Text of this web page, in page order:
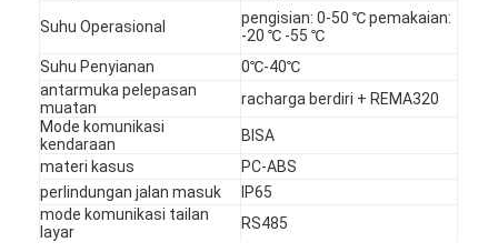
Suhu Operasional
pengisian: 0-50 ℃ pemakaian:
-20 ℃ -55 ℃
Suhu Penyianan
0℃-40℃
antarmuka pelepasan
muatan
racharga berdiri + REMA320
Mode komunikasi
kendaraan
BISA
materi kasus
PC-ABS
perlindungan jalan masuk
IP65
mode komunikasi tailan
layar
RS485